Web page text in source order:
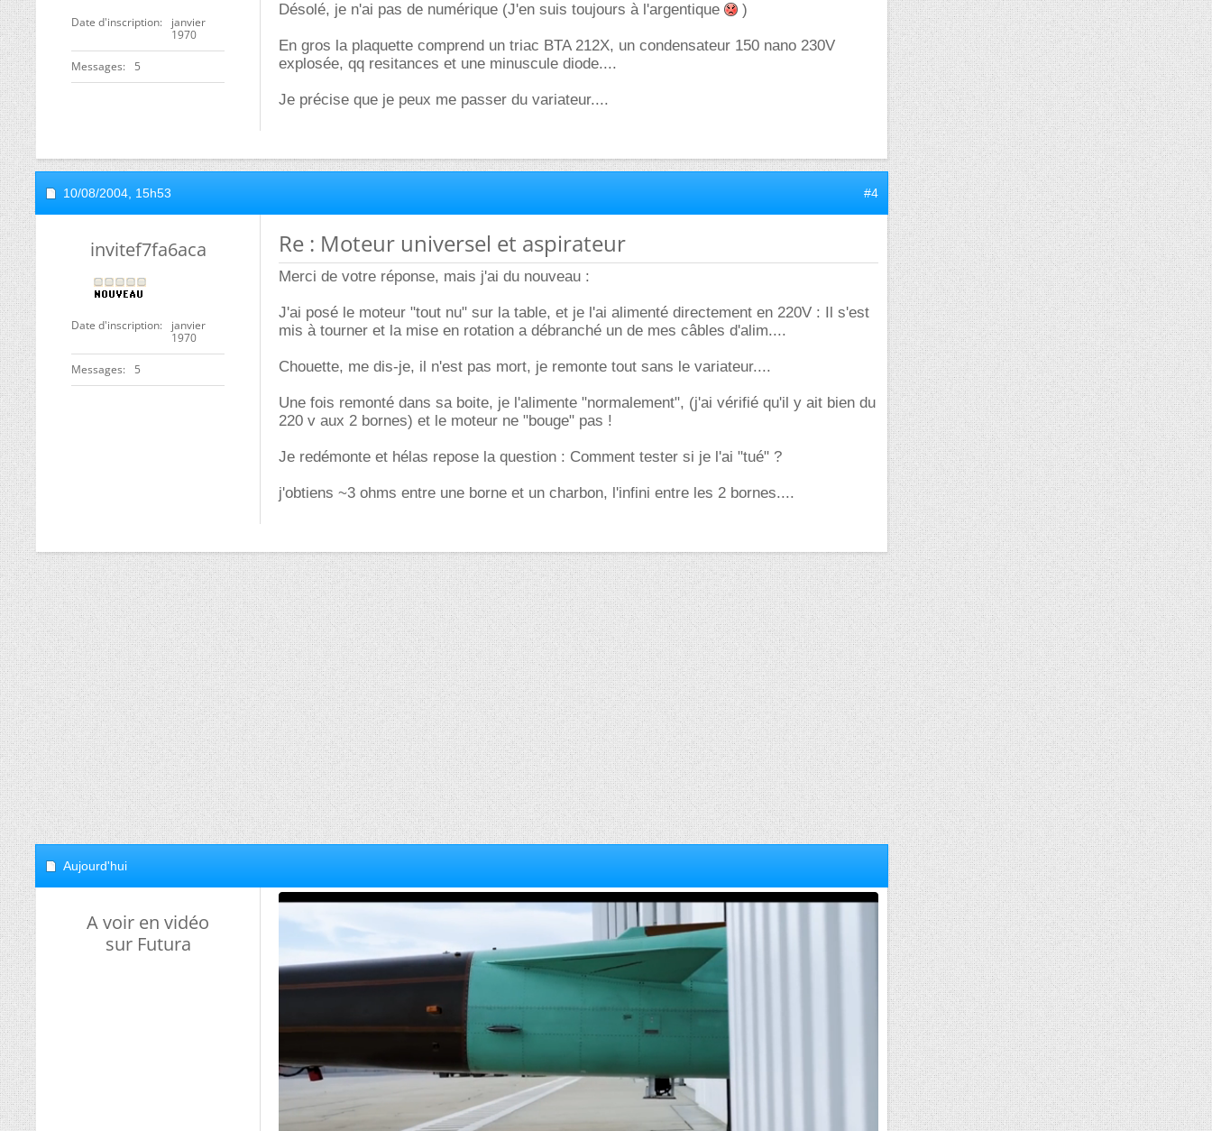
Date d'inscription
janvier
1970
Messages 5
Désolé, je n'ai pas de numérique (J'en suis toujours à l'argentique )
En gros la plaquette comprend un triac BTA 212X, un condensateur 150 nano 230V
explosée, qq resitances et une minuscule diode....
Je précise que je peux me passer du variateur....
10/08/2004, 15h53 #4
invitef7fa6aca
Date d'inscription
janvier
1970
Messages 5
Re : Moteur universel et aspirateur
Merci de votre réponse, mais j'ai du nouveau :
J'ai posé le moteur "tout nu" sur la table, et je l'ai alimenté directement en 220V : Il s'est
mis à tourner et la mise en rotation a débranché un de mes câbles d'alim....
Chouette, me dis-je, il n'est pas mort, je remonte tout sans le variateur....
Une fois remonté dans sa boite, je l'alimente "normalement", (j'ai vérifié qu'il y ait bien du
220 v aux 2 bornes) et le moteur ne "bouge" pas !
Je redémonte et hélas repose la question : Comment tester si je l'ai "tué" ?
j'obtiens ~3 ohms entre une borne et un charbon, l'infini entre les 2 bornes....
Aujourd'hui
A voir en vidéo
sur Futura